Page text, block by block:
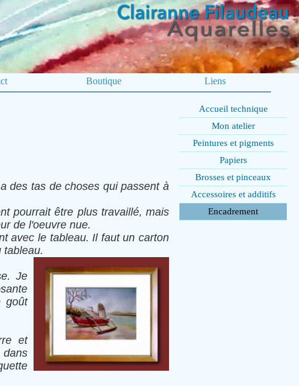
Boutique Liens
des tas de choses qui passent à
pourrait être plus travaillé, mais
de l'oeuvre nue.
avec le tableau. Il faut un carton
tableau.
Je
goût
et
Accueil technique
Mon atelier
Peintures et pigments
Papiers
Brosses et pinceaux
Accessoires et additifs
Encadrement